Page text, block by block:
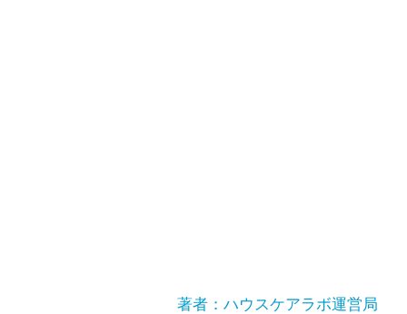
著者：ハウスケアラボ運営局